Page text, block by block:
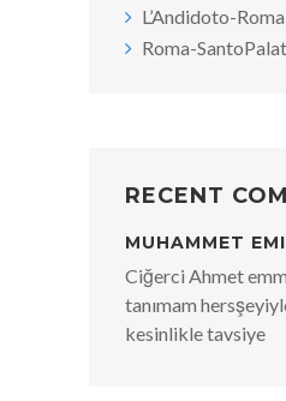
L’Andidoto-Roma
Roma-
RECENT
MUHAMMET
Ciğerci Ahmet
tanımam
kesinlikle tavsiye